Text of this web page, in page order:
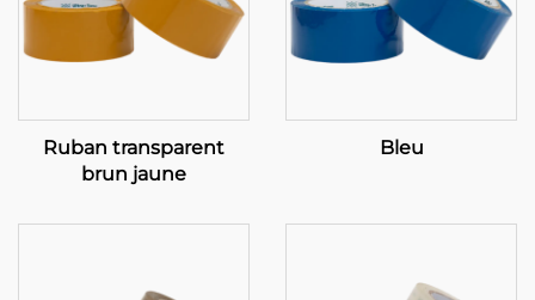
Ruban transparent
brun jaune
Bleu